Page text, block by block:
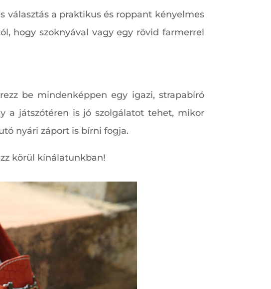
a praktikus és roppant kényelmes
hogy szoknyával vagy egy rövid farmerrel
be mindenképpen egy igazi, strapabíró
a játszótéren is jó szolgálatot tehet, mikor
nyári záport is bírni fogja.
körül kínálatunkban!